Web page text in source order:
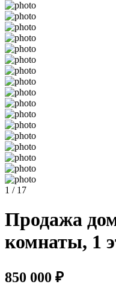
1 / 17
Продажа
комнаты, 1
850 000 ₽